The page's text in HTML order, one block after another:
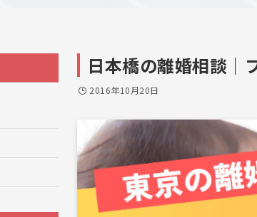
日本橋の離婚相談｜
2016年10月20日